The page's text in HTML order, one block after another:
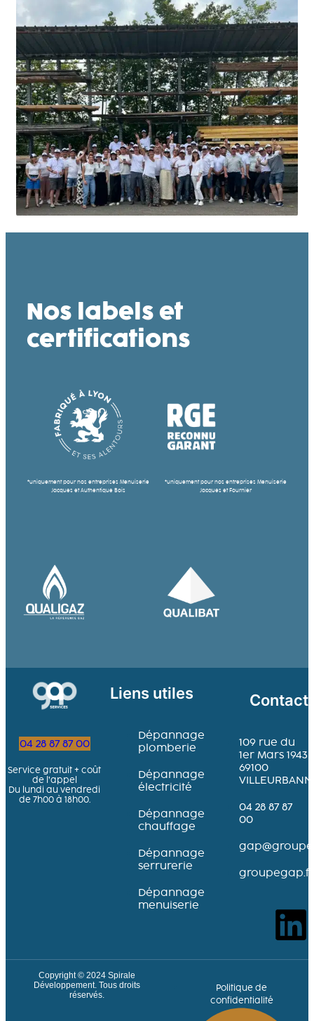
Nos labels et
certifications
*uniquement pour nos entreprises Menuiserie
Jacques et Authentique Bois
*uniquement pour nos entreprises Menuiserie
Jacques et Fournier
Liens utiles
Dépannage
plomberie
Dépannage
électricité
Dépannage
chauffage
Dépannage
serrurerie
Dépannage
menuiserie
04 28 87 87 00
Service gratuit + coût
de l’appel
Du lundi au vendredi
de 7h00 à 18h00.
Contact
109 rue du
1er Mars 1943
69100
04 28 87 87
00
groupegap.fr
Copyright © 2024 Spirale
Développement. Tous droits
réservés.
Politique de
confidentialité